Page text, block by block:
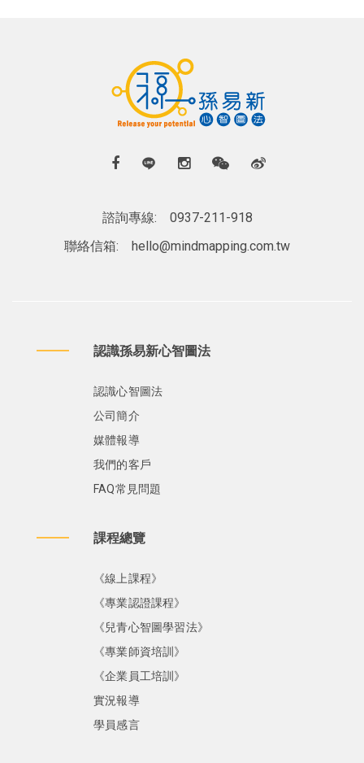
諮詢專線:
0937-211-918
聯絡信箱:
hello@mindmapping.com.tw
認識孫易新心智圖法
認識心智圖法
公司簡介
媒體報導
我們的客戶
FAQ常見問題
課程總覽
《線上課程》
《專業認證課程》
《兒青心智圖學習法》
《專業師資培訓》
《企業員工培訓》
實況報導
學員感言